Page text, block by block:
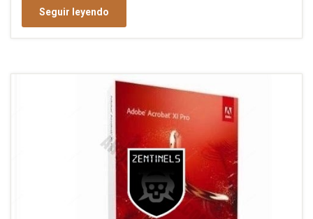
Seguir leyendo